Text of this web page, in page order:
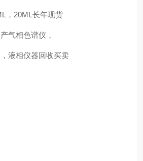
，20ML长年现货
气相色谱仪，
液相仪器回收买卖